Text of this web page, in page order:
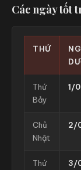
Các ngày tốt
THỨ
Thứ
Bảy
1/
Chủ
Nhật
2/
Thứ
3/